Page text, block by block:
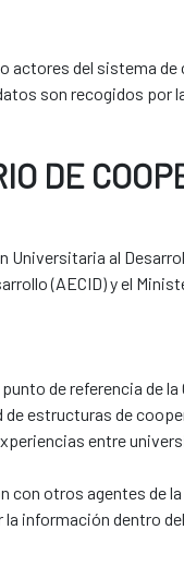
actores del sistema
son recogidos por
DE
Universitaria al
(AECID) y el
de referencia de
de estructuras de
entre
con otros agentes de
la información dentro